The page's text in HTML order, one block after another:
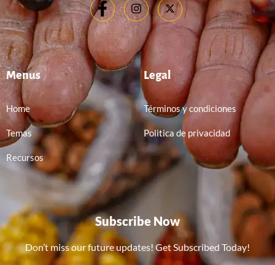
Menus
Home
Temas
Recursos
Legal
Términos y condiciones
Politica de privacidad
Subscribe Now
Don’t miss our future updates! Get Subscribed Today!